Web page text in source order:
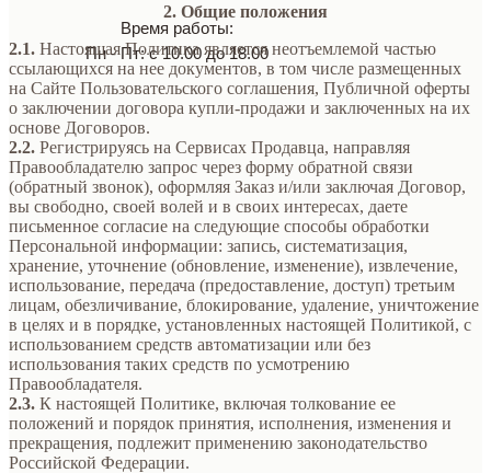
Время работы:
Пн - Пт: с 10.00 до 18.00
2. Общие положения
2.1. Настоящая Политика является неотъемлемой частью
ссылающихся на нее документов, в том числе размещенных
на Сайте Пользовательского соглашения, Публичной оферты
о заключении договора купли-продажи и заключенных на их
основе Договоров.
2.2. Регистрируясь на Сервисах Продавца, направляя
Правообладателю запрос через форму обратной связи
(обратный звонок), оформляя Заказ и/или заключая Договор,
вы свободно, своей волей и в своих интересах, даете
письменное согласие на следующие способы обработки
Персональной информации: запись, систематизация,
хранение, уточнение (обновление, изменение), извлечение,
использование, передача (предоставление, доступ) третьим
лицам, обезличивание, блокирование, удаление, уничтожение
в целях и в порядке, установленных настоящей Политикой, с
использованием средств автоматизации или без
использования таких средств по усмотрению
Правообладателя.
2.3. К настоящей Политике, включая толкование ее
положений и порядок принятия, исполнения, изменения и
прекращения, подлежит применению законодательство
Российской Федерации.